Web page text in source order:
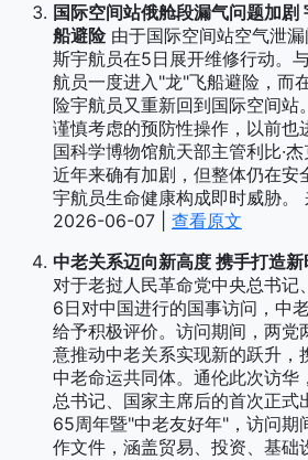
国际空间站俄舱段漏气问题加剧
船避险由于国际空间站空气泄
斯宇航员在5日展开维修行动。
航员一度进入"龙"飞船避险，而
险宇航员又重新回到国际空间站
谨慎考虑的预防性操作，以前也
国科学博物馆航天部主管利比·
近年来确有加剧，但整体仍在安
宇航员生命健康构成即时威胁。
2026-06-07 | 查看原文
中老关系迈向新高度 携手打造
对于老挝人民革命党中央总书记
6日对中国进行的国事访问，中
给予积极评价。访问期间，两党
意推动中老关系实现新的跃升，
中老命运共同体。通伦此次访华
总书记、国家主席后的首次正式
65周年暨"中老友好年"，访问期
作文件，涵盖贸易、投资、基础